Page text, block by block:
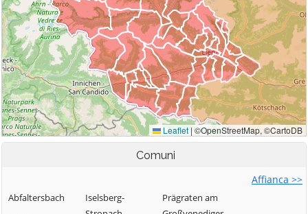
Comuni
Affianca >>
Abfaltersbach
Iselsberg-
Prägraten am